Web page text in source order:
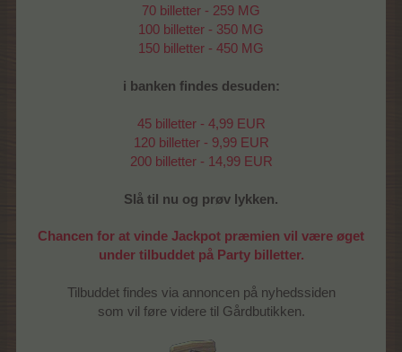
70 billetter - 259 MG
100 billetter - 350 MG
150 billetter - 450 MG
i banken findes desuden:
45 billetter - 4,99 EUR
120 billetter - 9,99 EUR
200 billetter - 14,99 EUR
Slå til nu og prøv lykken.
Chancen for at vinde Jackpot præmien vil være øget
under tilbuddet på Party billetter.
Tilbuddet findes via annoncen på nyhedssiden
som vil føre videre til Gårdbutikken.